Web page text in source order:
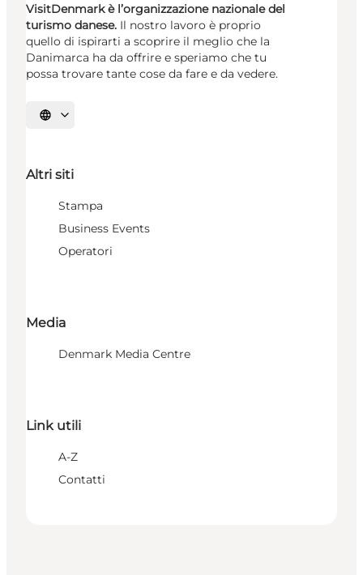
VisitDenmark è l’organizzazione nazionale del
turismo danese. Il nostro lavoro è proprio
quello di ispirarti a scoprire il meglio che la
Danimarca ha da offrire e speriamo che tu
possa trovare tante cose da fare e da vedere.
Seleziona la lingua
Altri siti
Stampa
Business Events
Operatori
Media
Denmark Media Centre
Link utili
A-Z
Contatti